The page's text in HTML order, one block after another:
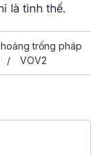
là tình thế.
trống pháp
VOV2